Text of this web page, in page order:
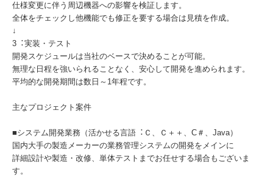
仕様変更に伴う周辺機器への影響を検証します。
全体をチェックし他機能でも修正を要する場合は⾒積を作成。
↓
3︓実装・テスト
開発スケジュールは当社のベースで決めることが可能。
無理な⽇程を強いられることなく、安⼼して開発を進められます。
平均的な開発期間は数⽇～1年程です。
主なプロジェクト案件
■システム開発業務（活かせる⾔語︓Ｃ、Ｃ＋＋、C＃、Java）
国内⼤⼿の製造メーカーの業務管理システムの開発をメインに
詳細設計や製造・改修、単体テストまでお任せする場合もございま
す。